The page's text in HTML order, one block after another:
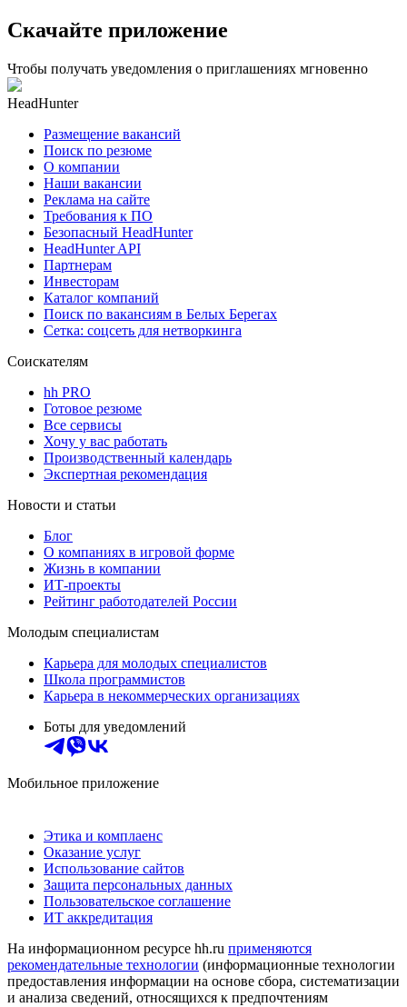
Скачайте приложение
Чтобы получать уведомления о приглашениях мгновенно
HeadHunter
Размещение вакансий
Поиск по резюме
О компании
Наши вакансии
Реклама на сайте
Требования к ПО
Безопасный HeadHunter
HeadHunter API
Партнерам
Инвесторам
Каталог компаний
Поиск по вакансиям в Белых Берегах
Сетка: соцсеть для нетворкинга
Соискателям
hh PRO
Готовое резюме
Все сервисы
Хочу у вас работать
Производственный календарь
Экспертная рекомендация
Новости и статьи
Блог
О компаниях в игровой форме
Жизнь в компании
ИТ-проекты
Рейтинг работодателей России
Молодым специалистам
Карьера для молодых специалистов
Школа программистов
Карьера в некоммерческих организациях
Боты для уведомлений
Мобильное приложение
Этика и комплаенс
Оказание услуг
Использование сайтов
Защита персональных данных
Пользовательское соглашение
ИТ аккредитация
На информационном ресурсе hh.ru применяются
рекомендательные технологии (информационные технологии
предоставления информации на основе сбора, систематизации
и анализа сведений, относящихся к предпочтениям